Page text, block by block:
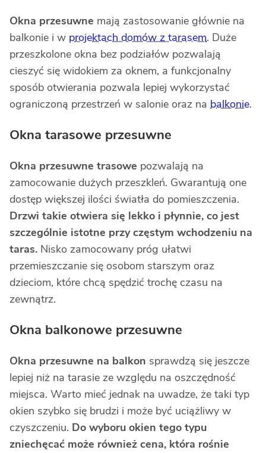
Okna przesuwne mają zastosowanie głównie na
balkonie i w projektach domów z tarasem. Duże
przeszkolone okna bez podziałów pozwalają
cieszyć się widokiem za oknem, a funkcjonalny
sposób otwierania pozwala lepiej wykorzystać
ograniczoną przestrzeń w salonie oraz na balkonie.
Okna tarasowe przesuwne
Okna przesuwne trasowe pozwalają na
zamocowanie dużych przeszkleń. Gwarantują one
dostęp większej ilości światła do pomieszczenia.
Drzwi takie otwiera się lekko i płynnie, co jest
szczególnie istotne przy częstym wchodzeniu na
taras. Nisko zamocowany próg ułatwi
przemieszczanie się osobom starszym oraz
dzieciom, które chcą spędzić trochę czasu na
zewnątrz.
Okna balkonowe przesuwne
Okna przesuwne na balkon sprawdzą się jeszcze
lepiej niż na tarasie ze względu na oszczędność
miejsca. Warto mieć jednak na uwadze, że taki typ
okien szybko się brudzi i może być uciążliwy w
czyszczeniu. Do wyboru okien tego typu
zniechęcać może również cena, która rośnie